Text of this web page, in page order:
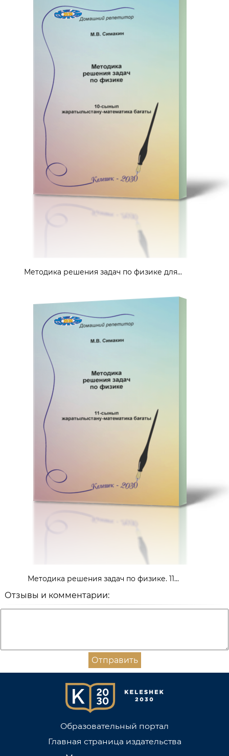
Методика решения задач по физике для...
Методика решения задач по физике. 11...
Отзывы и комментарии:
Отправить
Образовательный портал
Главная страница издательства